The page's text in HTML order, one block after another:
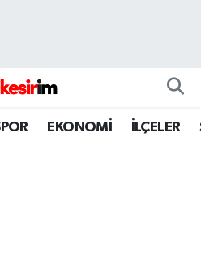
EKONOMİ İLÇELER